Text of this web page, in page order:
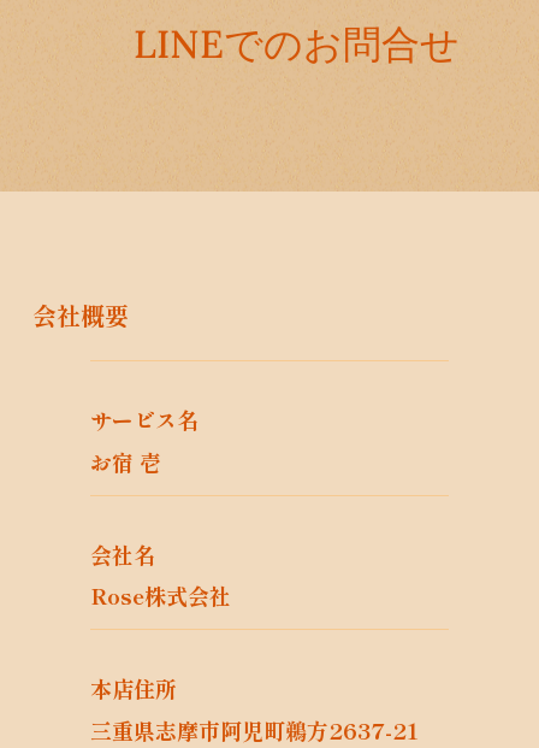
会社概要
サービス名
お宿 壱
会社名
Rose株式会社
本店住所
三重県志摩市阿児町鵜方2637-21
ます。
2. 個人情報の利用目的
当社は、個人情報を以下の目的で利用いた
シー等（以下「規約等」といいます。）に
を通知するため
当社サービス等の改善、新サービス、商品
等の開発等に役立てるため
取得した閲覧履歴、行動履歴及び購買履歴
改善・機能追加の実施並びに興味・嗜好に
応じた新商品・サービス関する開発・広告
を行うため
雇用管理、社内手続のため（役職員の個人
株主管理、会社法その他法令上の手続対応
のため（株主、新株予約権者等の個人情報
LINEでのお問合せ